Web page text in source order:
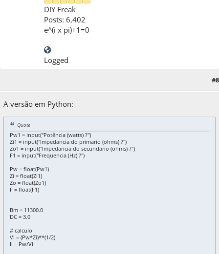
DIY Freak
Posts: 6,402
e^(i x pi)+1=0
Logged
#8
A versão em Python:
Quote
Pw1 = input("Potência (watts) ?")
Zi1 = input("Impedancia do primario (ohms) ?")
Zo1 = input("Impedancia do secundario (ohms) ?")
F1 = input("Frequencia (Hz) ?")
Pw = float(Pw1)
Zi = float(Zi1)
Zo = float(Zo1)
F = float(F1)
Bm = 11300.0
DC = 3.0
# calculo
Vi = (Pw*Zi)**(1/2)
Ii = Pw/Vi